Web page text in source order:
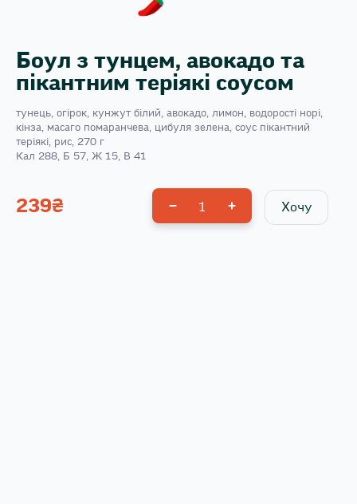
Боул з тунцем, авокадо та
пікантним теріякі соусом
тунець, огірок, кунжут білий, авокадо, лимон, водорості норі,
кінза, масаго помаранчева, цибуля зелена, соус пікантний
теріякі, рис, 270 г
Кал 288, Б 57, Ж 15, В 41
239₴ 1 Хочу